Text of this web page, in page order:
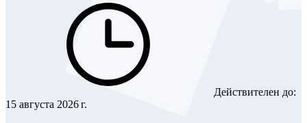
Действителен до:
15 августа 2026 г.